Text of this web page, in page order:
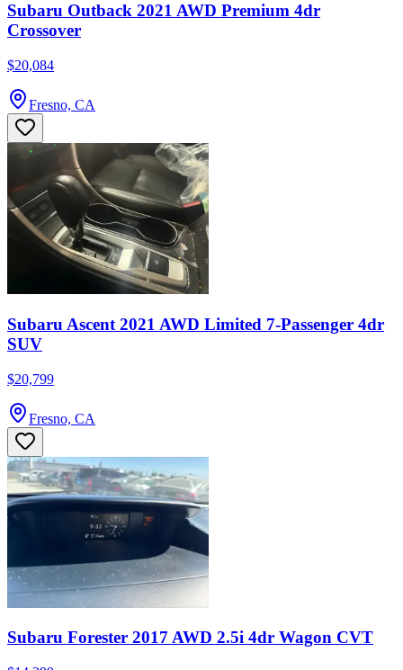
Subaru Outback 2021 AWD Premium 4dr
Crossover
$20,084
Fresno, CA
Subaru Ascent 2021 AWD Limited 7-Passenger 4dr
SUV
$20,799
Fresno, CA
Subaru Forester 2017 AWD 2.5i 4dr Wagon CVT